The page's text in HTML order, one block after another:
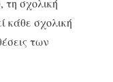
σχολική
κάθε σχολική
των